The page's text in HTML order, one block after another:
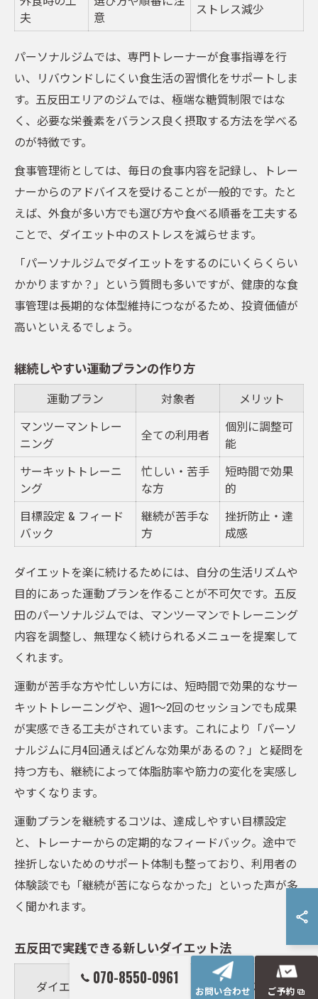
夫
意
ストレス減少
パーソナルジムでは、専門トレーナーが食事指導を行
い、リバウンドしにくい食生活の習慣化をサポートしま
す。五反田エリアのジムでは、極端な糖質制限ではな
く、必要な栄養素をバランス良く摂取する方法を学べる
のが特徴です。
食事管理術としては、毎日の食事内容を記録し、トレー
ナーからのアドバイスを受けることが一般的です。たと
えば、外食が多い方でも選び方や食べる順番を工夫する
ことで、ダイエット中のストレスを減らせます。
「パーソナルジムでダイエットをするのにいくらくらい
かかりますか？」という質問も多いですが、健康的な食
事管理は長期的な体型維持につながるため、投資価値が
高いといえるでしょう。
継続しやすい運動プランの作り方
運動プラン 対象者
メリット
マンツーマントレー
ニング
全ての利用者
個別に調整可
能
サーキットトレーニ
ング
忙しい・苦手
な方
短時間で効果
的
目標設定 & フィード
バック
継続が苦手な
方
挫折防止・達
成感
ダイエットを楽に続けるためには、自分の生活リズムや
目的にあった運動プランを作ることが不可欠です。五反
田のパーソナルジムでは、マンツーマンでトレーニング
内容を調整し、無理なく続けられるメニューを提案して
くれます。
運動が苦手な方や忙しい方には、短時間で効果的なサー
キットトレーニングや、週1〜2回のセッションでも成果
が実感できる工夫がされています。これにより「パーソ
ナルジムに月4回通えばどんな効果があるの？」と疑問を
持つ方も、継続によって体脂肪率や筋力の変化を実感し
やすくなります。
運動プランを継続するコツは、達成しやすい目標設定
と、トレーナーからの定期的なフィードバック。途中で
挫折しないためのサポート体制も整っており、利用者の
体験談でも「継続が苦にならなかった」といった声が多
く聞かれます。
五反田で実践できる新しいダイエット法
ダイエット法
組み合わせ内
主なメリット
070-8550-0961
お問い合わせ ご予約